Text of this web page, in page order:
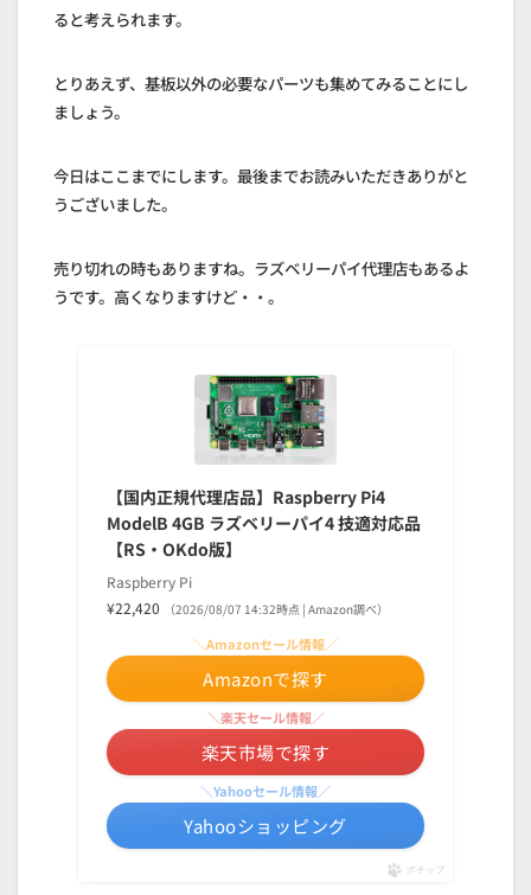
ると考えられます。
とりあえず、基板以外の必要なパーツも集めてみることにし
ましょう。
今日はここまでにします。最後までお読みいただきありがと
うございました。
売り切れの時もありますね。ラズベリーパイ代理店もあるよ
うです。高くなりますけど・・。
【国内正規代理店品】Raspberry Pi4
ModelB 4GB ラズベリーパイ4 技適対応品
【RS・OKdo版】
Raspberry Pi
¥22,420
（2026/08/07 14:32時点 | Amazon調べ）
＼Amazonセール情報／
Amazonで探す
＼楽天セール情報／
楽天市場で探す
＼Yahooセール情報／
Yahooショッピング
ポチップ